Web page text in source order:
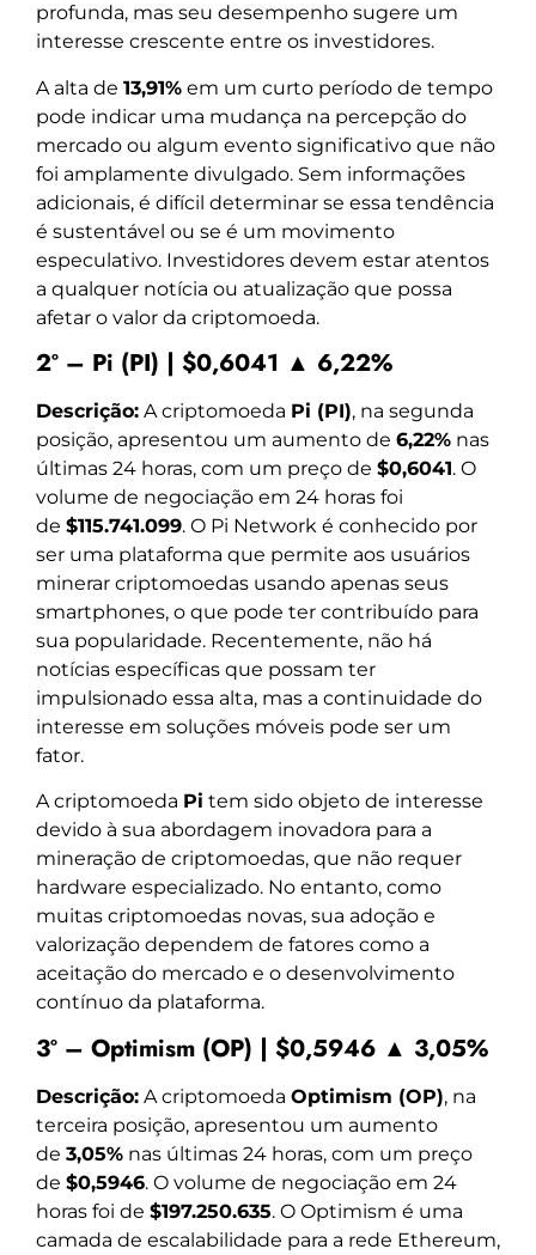
profunda, mas seu desempenho sugere um
interesse crescente entre os investidores.
A alta de 13,91% em um curto período de tempo
pode indicar uma mudança na percepção do
mercado ou algum evento significativo que não
foi amplamente divulgado. Sem informações
adicionais, é difícil determinar se essa tendência
é sustentável ou se é um movimento
especulativo. Investidores devem estar atentos
a qualquer notícia ou atualização que possa
afetar o valor da criptomoeda.
2º – Pi (PI) | $0,6041 ▲ 6,22%
Descrição: A criptomoeda Pi (PI), na segunda
posição, apresentou um aumento de 6,22% nas
últimas 24 horas, com um preço de $0,6041. O
volume de negociação em 24 horas foi
de $115.741.099. O Pi Network é conhecido por
ser uma plataforma que permite aos usuários
minerar criptomoedas usando apenas seus
smartphones, o que pode ter contribuído para
sua popularidade. Recentemente, não há
notícias específicas que possam ter
impulsionado essa alta, mas a continuidade do
interesse em soluções móveis pode ser um
fator.
A criptomoeda Pi tem sido objeto de interesse
devido à sua abordagem inovadora para a
mineração de criptomoedas, que não requer
hardware especializado. No entanto, como
muitas criptomoedas novas, sua adoção e
valorização dependem de fatores como a
aceitação do mercado e o desenvolvimento
contínuo da plataforma.
3º – Optimism (OP) | $0,5946 ▲ 3,05%
Descrição: A criptomoeda Optimism (OP), na
terceira posição, apresentou um aumento
de 3,05% nas últimas 24 horas, com um preço
de $0,5946. O volume de negociação em 24
horas foi de $197.250.635. O Optimism é uma
camada de escalabilidade para a rede Ethereum,